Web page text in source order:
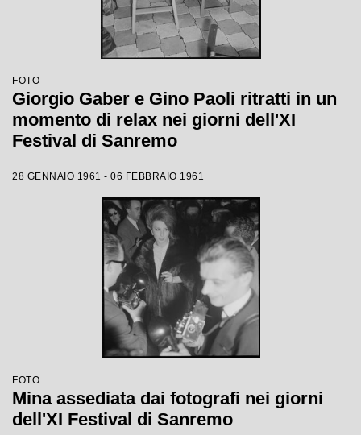
FOTO
Giorgio Gaber e Gino Paoli ritratti in un
momento di relax nei giorni dell'XI
Festival di Sanremo
28 GENNAIO 1961 - 06 FEBBRAIO 1961
FOTO
Mina assediata dai fotografi nei giorni
dell'XI Festival di Sanremo